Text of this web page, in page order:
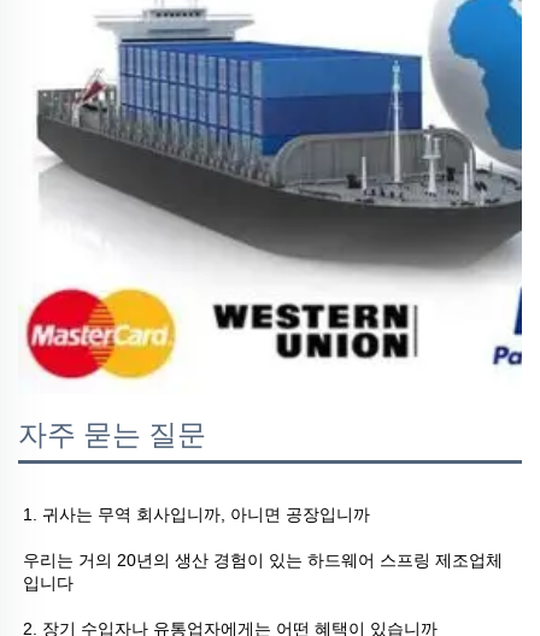
자주 묻는 질문
1. 귀사는 무역 회사입니까, 아니면 공장입니까
우리는 거의 20년의 생산 경험이 있는 하드웨어 스프링 제조업체
입니다
2. 장기 수입자나 유통업자에게는 어떤 혜택이 있습니까